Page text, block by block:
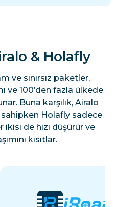
& Holafly
ve sınırsız paketler,
ve 100’den fazla ülkede
Buna karşılık, Airalo
Holafly sadece
ikisi de hızı düşürür ve
kısıtlar.